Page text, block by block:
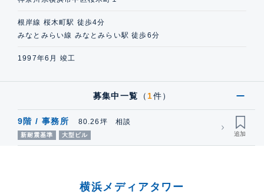
根岸線 桜木町駅 徒歩4分
みなとみらい線 みなとみらい駅 徒歩6分
1997年6月 竣工
募集中一覧 （ 1件）
9階 / 事務所 80.26坪 相談
新耐震基準 大型ビル
横浜メディアタワー